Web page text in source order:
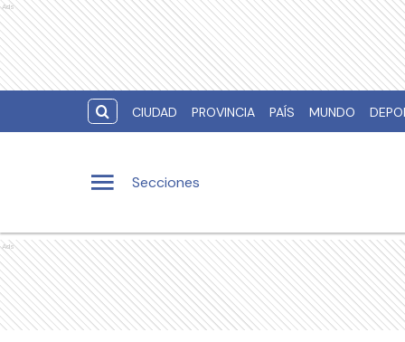
Ads
CIUDAD PROVINCIA PAÍS MUNDO
Secciones
Ads